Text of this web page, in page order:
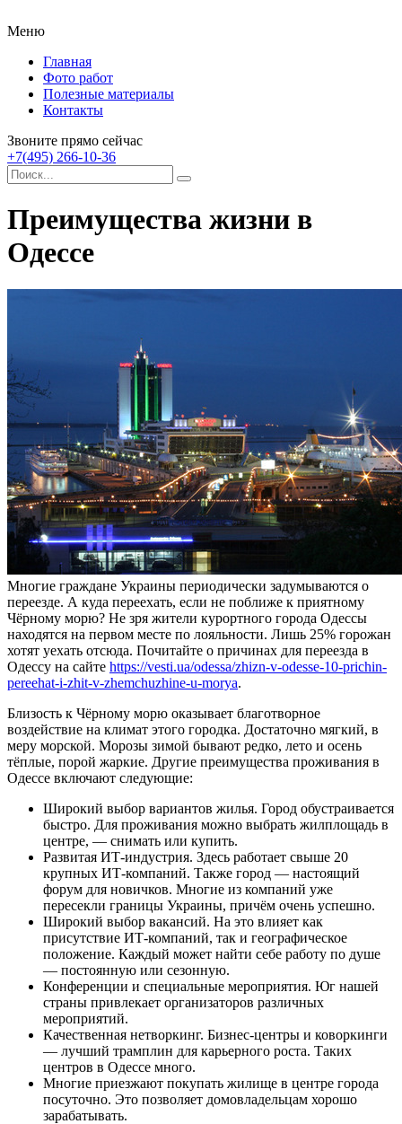
Меню
Главная
Фото работ
Полезные материалы
Контакты
Звоните прямо сейчас
+7(495) 266-10-36
Преимущества жизни в
Одессе
Многие граждане Украины периодически задумываются о
переезде. А куда переехать, если не поближе к приятному
Чёрному морю? Не зря жители курортного города Одессы
находятся на первом месте по лояльности. Лишь 25% горожан
хотят уехать отсюда. Почитайте о причинах для переезда в
Одессу на сайте https://vesti.ua/odessa/zhizn-v-odesse-10-prichin-
pereehat-i-zhit-v-zhemchuzhine-u-morya.
Близость к Чёрному морю оказывает благотворное
воздействие на климат этого городка. Достаточно мягкий, в
меру морской. Морозы зимой бывают редко, лето и осень
тёплые, порой жаркие. Другие преимущества проживания в
Одессе включают следующие:
Широкий выбор вариантов жилья. Город обустраивается
быстро. Для проживания можно выбрать жилплощадь в
центре, — снимать или купить.
Развитая ИТ-индустрия. Здесь работает свыше 20
крупных ИТ-компаний. Также город — настоящий
форум для новичков. Многие из компаний уже
пересекли границы Украины, причём очень успешно.
Широкий выбор вакансий. На это влияет как
присутствие ИТ-компаний, так и географическое
положение. Каждый может найти себе работу по душе
— постоянную или сезонную.
Конференции и специальные мероприятия. Юг нашей
страны привлекает организаторов различных
мероприятий.
Качественная нетворкинг. Бизнес-центры и коворкинги
— лучший трамплин для карьерного роста. Таких
центров в Одессе много.
Многие приезжают покупать жилище в центре города
посуточно. Это позволяет домовладельцам хорошо
зарабатывать.